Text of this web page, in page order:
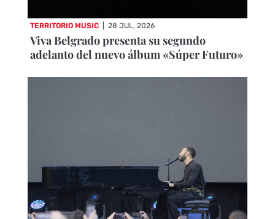
TERRITORIO MUSIC 28 JUL, 2026
Viva Belgrado presenta su segundo
adelanto del nuevo álbum «Súper Futuro»